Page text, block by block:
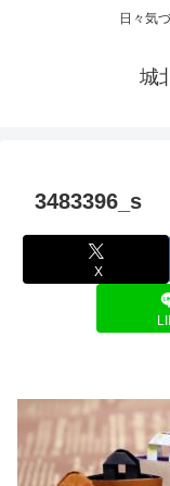
日々気
城
3483396_s
X